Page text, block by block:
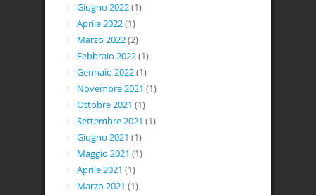
Giugno 2022(1)
Aprile 2022(1)
Marzo 2022(2)
Febbraio 2022(1)
Gennaio 2022(1)
Novembre 2021 (1)
Ottobre 2021 (1)
Settembre 2021 (1)
Giugno 2021 (1)
Maggio 2021 (1)
Aprile 2021 (1)
Marzo 2021 (1)